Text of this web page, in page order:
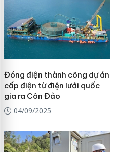
Đóng điện thành công dự án
cấp điện từ điện lưới quốc
gia ra Côn Đảo
04/09/2025